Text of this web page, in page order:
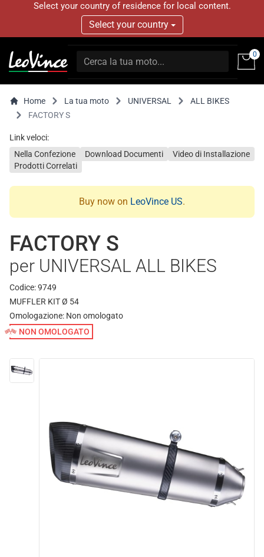
Select your country of residence for local content.
Select your country
0
Home La tua moto UNIVERSAL
ALL BIKES
FACTORY S
Link veloci:
Nella Confezione
Download Documenti
Video di Installazione
Prodotti Correlati
Buy now on LeoVince US.
FACTORY S
per UNIVERSAL ALL BIKES
Codice: 9749
MUFFLER KIT Ø 54
Omologazione: Non omologato
NON OMOLOGATO